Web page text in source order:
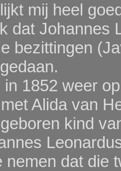
mij heel
dat Johannes
bezittingen
1852 weer
Alida van
kind
nemen dat die